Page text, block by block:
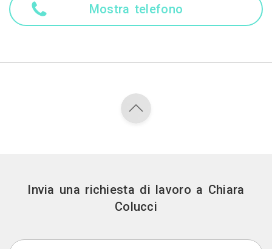
Mostra telefono
Invia una richiesta di lavoro a Chiara
Colucci